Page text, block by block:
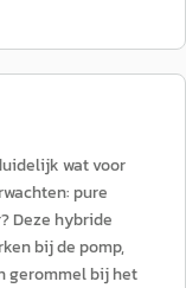
wat voor
pure
Deze hybride
bij de pomp,
gerommel bij het